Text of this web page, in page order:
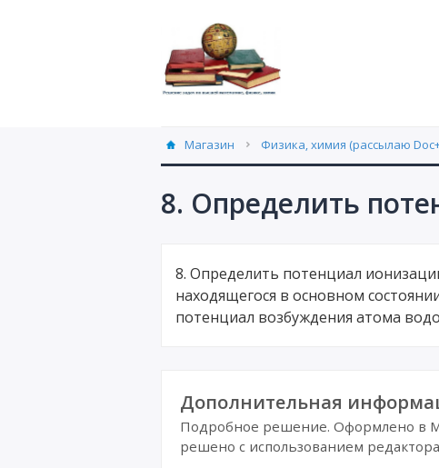
Магазин Физика, химия (рассылаю
8. Определить
8. Определить потенциал
находящегося в основном
потенциал возбуждения атома
Дополнительная
Подробное решение. Оформлено в
решено с использованием